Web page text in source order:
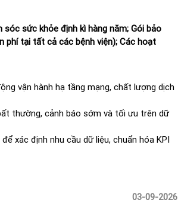
sức khỏe định kì hàng năm; Gói bảo
phí tại tất cả các bệnh viện); Các hoạt
vận hành hạ tầng mạng, chất lượng dịch
thường, cảnh báo sớm và tối ưu trên dữ
xác định nhu cầu dữ liệu, chuẩn hóa KPI
03-09-2026